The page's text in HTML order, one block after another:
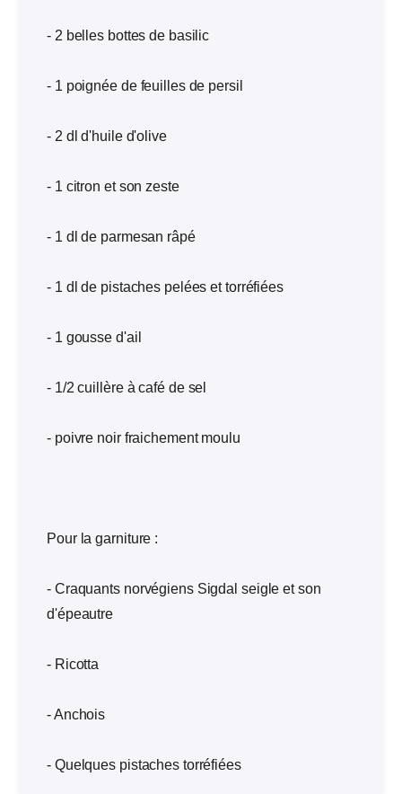
- 2 belles bottes de basilic
- 1 poignée de feuilles de persil
- 2 dl d'huile d'olive
- 1 citron et son zeste
- 1 dl de parmesan râpé
- 1 dl de pistaches pelées et torréfiées
- 1 gousse d'ail
- 1/2 cuillère à café de sel
- poivre noir fraichement moulu
Pour la garniture :
- Craquants norvégiens Sigdal seigle et son
d'épeautre
- Ricotta
- Anchois
- Quelques pistaches torréfiées